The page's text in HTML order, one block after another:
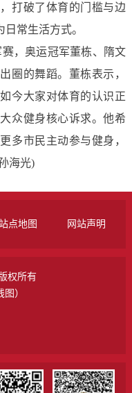
打破了体育的门槛与边
常生活方式。
，奥运冠军董栋、隋文
圈的舞蹈。董栋表示，
今大家对体育的认识正
众健身核心诉求。他希
多市民主动参与健身，
海光)
点地图 网站声明
权所有
图 ）